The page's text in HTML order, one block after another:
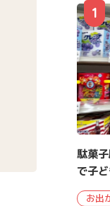
駄菓
で子
お出
1